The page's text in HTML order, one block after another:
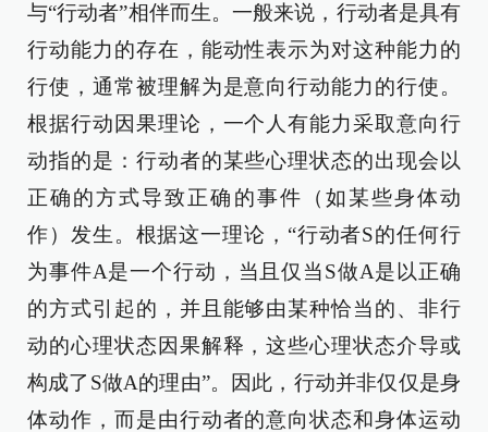
与“行动者”相伴而生。一般来说，行动者是具有
行动能力的存在，能动性表示为对这种能力的
行使，通常被理解为是意向行动能力的行使。
根据行动因果理论，一个人有能力采取意向行
动指的是：行动者的某些心理状态的出现会以
正确的方式导致正确的事件（如某些身体动
作）发生。根据这一理论，“行动者S的任何行
为事件A是一个行动，当且仅当S做A是以正确
的方式引起的，并且能够由某种恰当的、非行
动的心理状态因果解释，这些心理状态介导或
构成了S做A的理由”。因此，行动并非仅仅是身
体动作，而是由行动者的意向状态和身体运动